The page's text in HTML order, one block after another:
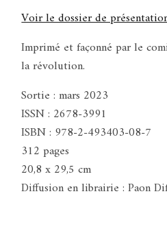
Voir le dossier de
Imprimé et façonné par le
la révolution.
Sortie : mars 2023
ISSN : 2678-3991
ISBN : 978-2-493403-08-7
312 pages
20,8 x 29,5 cm
Diffusion en librairie : Paon